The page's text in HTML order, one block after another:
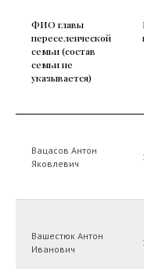
ФИО главы
переселенческой
семьи (состав
семьи не
указывается)
Вацасов Антон
Яковлевич
Вашестюк Антон
Иванович